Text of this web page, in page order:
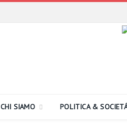
CHI SIAMO POLITICA &